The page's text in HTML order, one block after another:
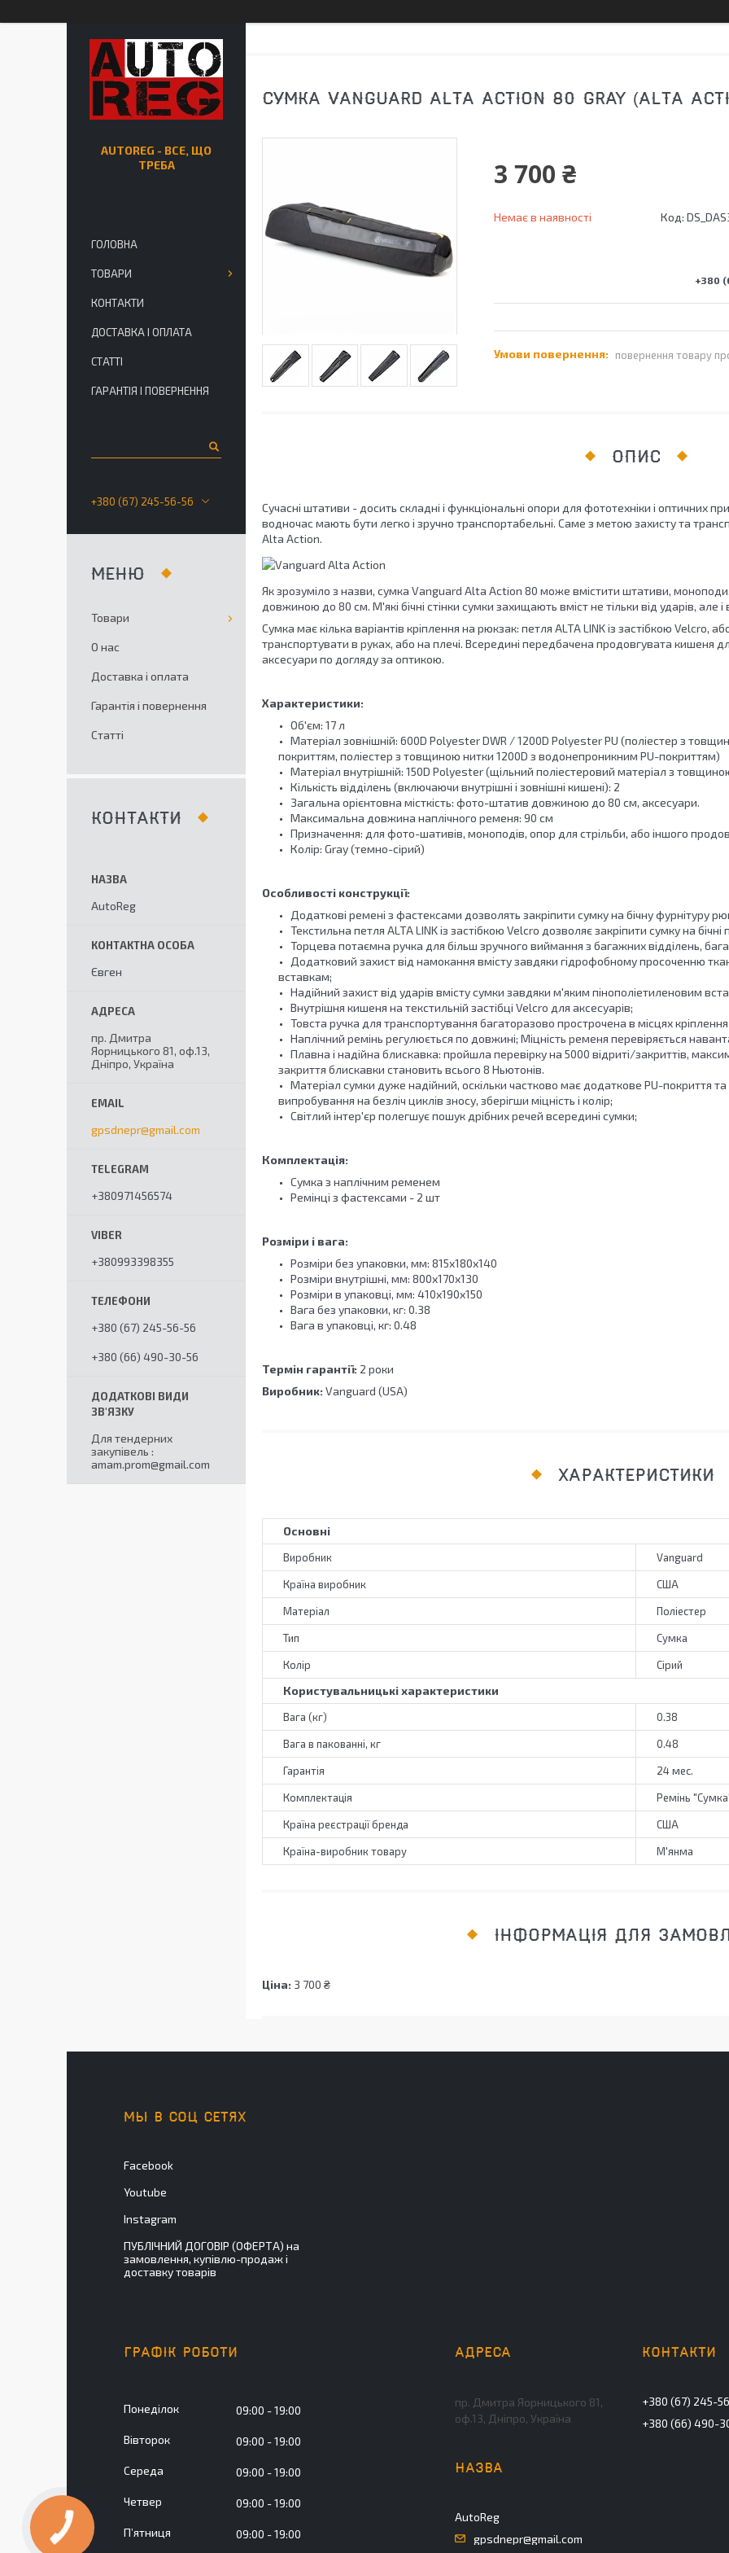
СУМКА VANGUARD ALTA ACTION 80 GRAY (ALTA
3 700 ₴
Немає в наявності Код:
+380
повернення товару
ОПИС
Сучасні штативи - досить складні і функціональні опори для фототехніки і оптичних
водночас мають бути легко і зручно транспортабельні. Саме з метою захисту та
Alta Action.
Як зрозуміло з назви, сумка Vanguard Alta Action 80 може вмістити штативи,
довжиною до 80 см. М'які бічні стінки сумки захищають вміст не тільки від ударів, але
Сумка має кілька варіантів кріплення на рюкзак: петля ALTA LINK із застібкою
транспортувати в руках, або на плечі. Всередині передбачена продовгувата кишеня
аксесуари по догляду за оптикою.
Характеристики:
Об'єм: 17 л
Матеріал зовнішній: 600D Polyester DWR / 1200D Polyester PU (поліестер з
покриттям, поліестер з товщиною нитки 1200D з водонепроникним PU-покриттям)
Матеріал внутрішній: 150D Polyester (щільний поліестеровий матеріал з
Кількість відділень (включаючи внутрішні і зовнішні кишені): 2
Загальна орієнтовна місткість: фото-штатив довжиною до 80 см, аксесуари.
Максимальна довжина наплічного ременя: 90 см
Призначення: для фото-шативів, моноподів, опор для стрільби, або іншого
Колір: Gray (темно-сірий)
Особливості конструкції:
Додаткові ремені з фастексами дозволять закріпити сумку на бічну фурнітуру
Текстильна петля ALTA LINK із застібкою Velcro дозволяє закріпити сумку на
Торцева потаємна ручка для більш зручного виймання з багажних відділень,
Додатковий захист від намокання вмісту завдяки гідрофобному просоченню
вставкам;
Надійний захист від ударів вмісту сумки завдяки м'яким пінополіетиленовим
Внутрішня кишеня на текстильній застібці Velcro для аксесуарів;
Товста ручка для транспортування багаторазово прострочена в місцях
Наплічний ремінь регулюється по довжині; Міцність ременя перевіряється
Плавна і надійна блискавка: пройшла перевірку на 5000 відриті/закриттів,
закриття блискавки становить всього 8 Ньютонів.
Матеріал сумки дуже надійний, оскільки частково має додаткове PU-покриття
випробування на безліч циклів зносу, зберігши міцність і колір;
Світлий інтер'єр полегшує пошук дрібних речей всередині сумки;
Комплектація:
Сумка з наплічним ременем
Ремінці з фастексами - 2 шт
Розміри і вага:
Розміри без упаковки, мм: 815х180х140
Розміри внутрішні, мм: 800х170х130
Розміри в упаковці, мм: 410х190х150
Вага без упаковки, кг: 0.38
Вага в упаковці, кг: 0.48
Термін гарантії: 2 роки
Виробник: Vanguard (USA)
ХАРАКТЕРИСТИКИ
Основні
Виробник Vanguard
Країна виробник США
Матеріал Поліестер
Тип Сумка
Колір Сірий
Користувальницькі характеристики
Вага (кг) 0.38
Вага в пакованні, кг 0.48
Гарантія 24 мес.
Комплектація Ремінь
Країна реєстрації бренда США
Країна-виробник товару М'янма
ІНФОРМАЦІЯ ДЛЯ
Ціна: 3 700 ₴
AUTOREG - ВСЕ, ЩО
ТРЕБА
ГОЛОВНА
ТОВАРИ
КОНТАКТИ
ДОСТАВКА І ОПЛАТА
СТАТТІ
ГАРАНТІЯ І ПОВЕРНЕННЯ
+380 (67) 245-56-56
Товари
О нас
Доставка і оплата
Гарантія і повернення
Статті
КОНТАКТИ
AutoReg
Євген
пр. Дмитра
Яорницького 81, оф.13,
Дніпро, Україна
gpsdnepr@gmail.com
+380971456574
+380993398355
+380 (67) 245-56-56
+380 (66) 490-30-56
Для тендерних
закупівель
amam.prom@gmail.com
МЫ В СОЦ СЕТЯХ
Facebook
Youtube
Instagram
ПУБЛІЧНИЙ ДОГОВІР (ОФЕРТА) на
замовлення, купівлю-продаж і
доставку товарів
ГРАФІК РОБОТИ
Понеділок 09:00 19:00
Вівторок 09:00 19:00
Середа 09:00 19:00
Четвер 09:00 19:00
Пʼятниця 09:00 19:00
пр. Дмитра Яорницького 81,
оф.13, Дніпро, Україна
AutoReg
gpsdnepr@gmail.com
+380 (67) 245-
+380 (66) 490-